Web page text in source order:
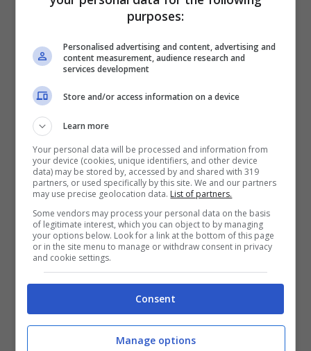
donna vestita a festa – ttiviaggi.it
Qual è il Carnevale di cui sto parlando
Nel 2023 si è celebrato il150esimo
anniversario di questo fantastico evento. Sto
parlando delCarnevale di Viareggio .
Questo Carnevale è considerato uno dei più
importanti al mondo per via delle dimensioni
dei suoi carri allegorici, che sono tra i più
grandi al mondo.
purposes:
Personalised advertising and content, advertising and
content measurement, audience research and
services development
Store and/or access information on a device
Learn more
Your personal data will be processed and information from
your device (cookies, unique identifiers, and other device
data) may be stored by, accessed by and shared with 319
partners, or used specifically by this site. We and our partners
may use precise geolocation data. List of partners.
Some vendors may process your personal data on the basis
of legitimate interest, which you can object to by managing
your options below. Look for a link at the bottom of this page
or in the site menu to manage or withdraw consent in privacy
and cookie settings.
Consent
Manage options